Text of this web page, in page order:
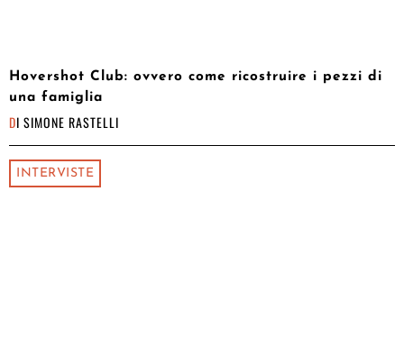
Hovershot Club: ovvero come ricostruire i pezzi di
una famiglia
DI SIMONE RASTELLI
INTERVISTE